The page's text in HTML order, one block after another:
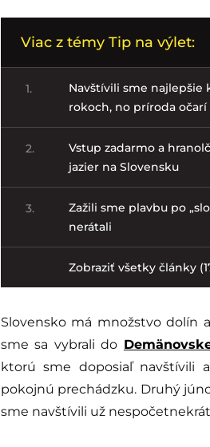
Viac z témy Tip na výlet:
1.
Navštívili sme najlepšie
rokoch, no príroda očarí
2.
Vstup zadarmo a
jazier na Slovensku
3.
Zažili sme plavbu po
nerátali
Zobraziť všetky články
Slovensko má množstvo dolín
sme sa vybrali do
ktorú sme doposiaľ navštívili
pokojnú prechádzku. Druhý
sme navštívili už